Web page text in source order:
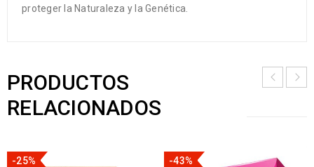
proteger la Naturaleza y la Genética.
PRODUCTOS
RELACIONADOS
-25% -43%